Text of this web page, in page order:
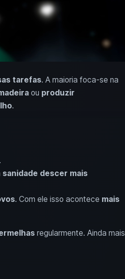
tarefas. A maioria foca-se na
ou produzir
.
.
sanidade descer mais
. Com ele isso acontece mais
regularmente. Ainda mais